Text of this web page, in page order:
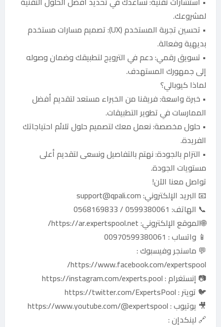
لمشروعك.
• تحسين تجربة المستخدم (UX): تصميم مسارات مستخدم
بديهية وفعالة.
• تسويق رقمي: دعم في الترويج لتطبيقك وضمان وصوله
إلى جمهورك المستهدف.
لماذا كيوبالي؟
• خبرة واسعة: فريقنا من الخبراء مستعد لتقديم أفضل
الممارسات في تطوير التطبيقات.
• حلول مخصصة: نعمل معك لتصميم حلول تلائم احتياجاتك
الفريدة.
• التزام بالجودة: نهتم بالتفاصيل ونسعى لتقديم أعلى
مستويات الجودة.
تواصل معنا الآن!
📧 البريد الإلكتروني:support@qpali.com
📞 الهاتف: 0599380061 / 0568169833
🌐الموقع الإلكتروني: https://ar.expertspool.net/
📱 واتساب : 00970599380061
💬 ماسنجر وفيسبوك :
https://www.facebook.com/expertspool/
📷 إنستغرام : https://instagram.com/experts.pool
🐦 تويتر : https://twitter.com/ExpertsPool
🎥 يوتيوب : https://www.youtube.com/@expertspool
🔗 لينكدإن :